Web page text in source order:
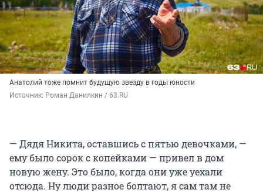
Анатолий тоже помнит будущую звезду в годы юности
Источник: Роман Данилкин / 63.RU
— Дядя Никита, оставшись с пятью девочками, —
ему было сорок с копейками — привел в дом
новую жену. Это было, когда они уже уехали
отсюда. Ну люди разное болтают, я сам там не